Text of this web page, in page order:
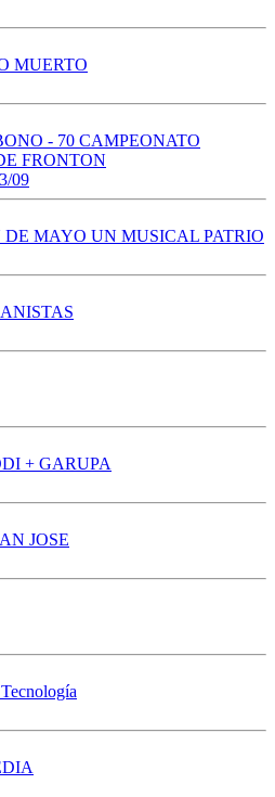
MUERTO
- 70 CAMPEONATO
FRONTON
09
MAYO UN MUSICAL PATRIO
+ GARUPA
JOSE